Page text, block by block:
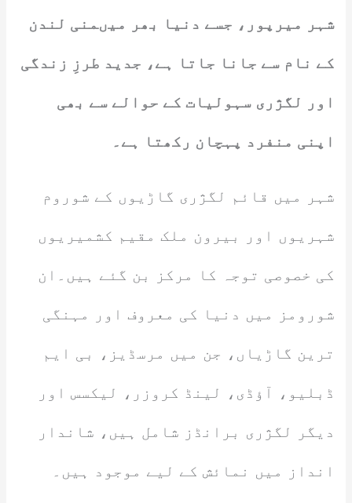
شہر میرپور، جسے دنیا بھر میںمنی لندن
کے نام سے جانا جاتا ہے، جدید طرزِ زندگی
اور لگژری سہولیات کے حوالے سے بھی
اپنی منفرد پہچان رکھتا ہے۔
شہر میں قائم لگژری گاڑیوں کے شوروم
شہریوں اور بیرون ملک مقیم کشمیریوں
کی خصوصی توجہ کا مرکز بن گئے ہیں۔ان
شورومز میں دنیا کی معروف اور مہنگی
ترین گاڑیاں، جن میں مرسڈیز، بی ایم
ڈبلیو، آؤڈی، لینڈ کروزر، لیکسس اور
دیگر لگژری برانڈز شامل ہیں، شاندار
انداز میں نمائش کے لیے موجود ہیں۔